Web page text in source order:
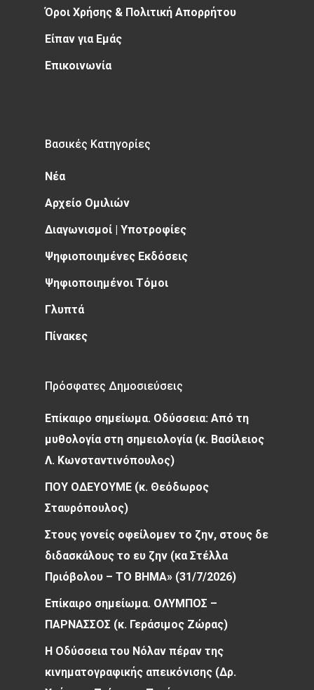
Όροι Χρήσης & Πολιτική Απορρήτου
Είπαν για Εμάς
Επικοινωνία
Βασικές Κατηγορίες
Νέα
Αρχείο Ομιλιών
Διαγωνισμοί | Υποτροφίες
Ψηφιοποιημένες Εκδόσεις
Ψηφιοποιημένοι Τόμοι
Γλυπτά
Πίνακες
Πρόσφατες Δημοσιεύσεις
Επίκαιρο σημείωμα. Οδύσσεια: Από τη
μυθολογία στη σημειολογία (κ. Βασίλειος
Λ. Κωνσταντινόπουλος)
ΠΟΥ ΟΔΕΥΟΥΜΕ (κ. Θεόδωρος
Σταυρόπουλος)
Στους γονείς οφείλομεν το ζην, στους δε
διδασκάλους το ευ ζην (κα Στέλλα
Πριόβολου – ΤΟ ΒΗΜΑ» (31/7/2026)
Επίκαιρο σημείωμα. ΟΛΥΜΠΟΣ –
ΠΑΡΝΑΣΣΟΣ (κ. Γεράσιμος Ζώρας)
Η Οδύσσεια του Νόλαν πέραν της
κινηματογραφικής απεικόνισης (Δρ.